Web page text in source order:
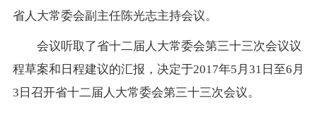
省人大常委会副主任陈光志主持会议。
会议听取了省十二届人大常委会第三十三次会议议
程草案和日程建议的汇报，决定于2017年5月31日至6月
3日召开省十二届人大常委会第三十三次会议。